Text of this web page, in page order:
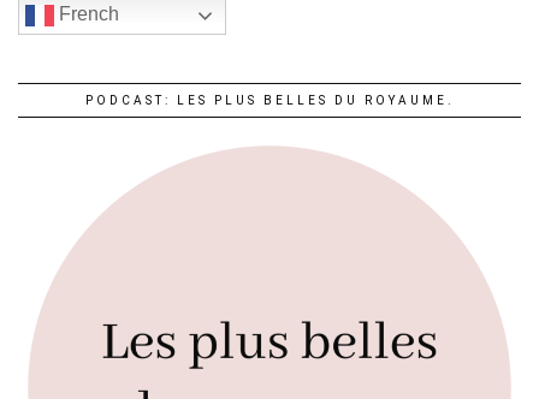
French
PODCAST: LES PLUS BELLES DU ROYAUME.